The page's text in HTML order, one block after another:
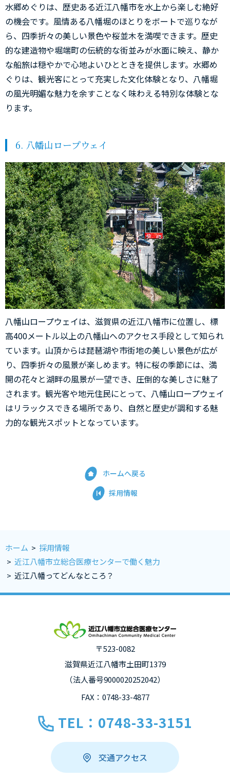
水郷めぐりは、歴史ある近江八幡市を水上から楽しむ絶好
の機会です。風情ある八幡堀のほとりをボートで巡りなが
ら、四季折々の美しい景色や桜並木を満喫できます。歴史
的な建造物や堀端町の伝統的な街並みが水面に映え、静か
な船旅は穏やかで心地よいひとときを提供します。水郷め
ぐりは、観光客にとって充実した文化体験となり、八幡堀
の風光明媚な魅力を余すことなく味わえる特別な体験とな
ります。
6. 八幡山ロープウェイ
八幡山ロープウェイは、滋賀県の近江八幡市に位置し、標
高400メートル以上の八幡山へのアクセス手段として知られ
ています。山頂からは琵琶湖や市街地の美しい景色が広が
り、四季折々の風景が楽しめます。特に桜の季節には、満
開の花々と湖畔の風景が一望でき、圧倒的な美しさに魅了
されます。観光客や地元住民にとって、八幡山ロープウェイ
はリラックスできる場所であり、自然と歴史が調和する魅
力的な観光スポットとなっています。
採用情報
ホームへ戻る
ホーム > 採用情報
> 近江八幡市立総合医療センターで働く魅力
> 近江八幡ってどんなところ？
〒523-0082
滋賀県近江八幡市土田町1379
（法人番号9000020252042）
FAX：0748-33-4877
TEL：0748-33-3151
交通アクセス